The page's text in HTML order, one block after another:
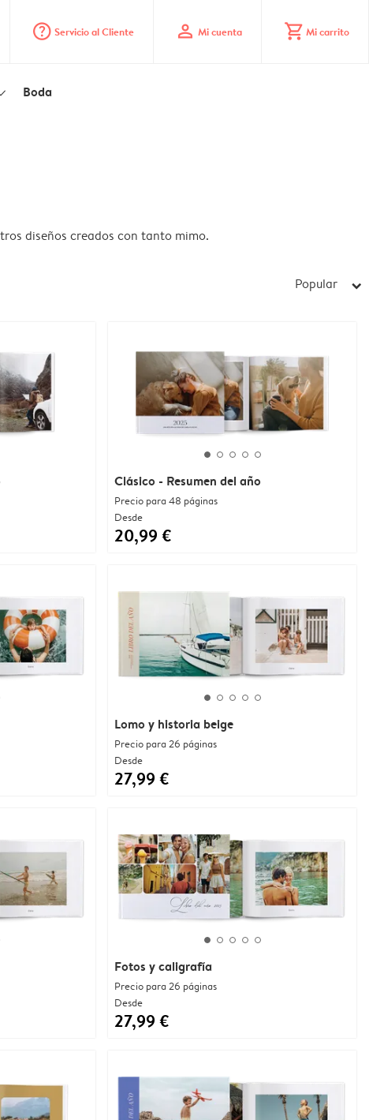
question_mark_circle Servicio al Cliente profile Mi cuenta shopping_cart Mi carrito
Boda
diseños creados con tanto mimo.
Popular arrow_right
Clásico - Resumen del año
Precio para 48 páginas
Desde
20,99 €
Fotos y caligrafía
Precio para 26 páginas
Desde
27,99 €
Lomo y historia beige
Precio para 26 páginas
Desde
27,99 €